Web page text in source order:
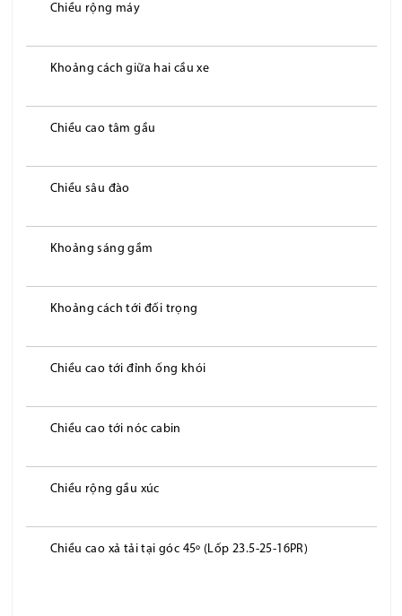
Chiều rộng máy
Khoảng cách giữa hai cầu xe
Chiều cao tâm gầu
Chiều sâu đào
Khoảng sáng gầm
Khoảng cách tới đối trọng
Chiều cao tới đỉnh ống khói
Chiều cao tới nóc cabin
Chiều rộng gầu xúc
Chiều cao xả tải tại góc 45º (Lốp 23.5-25-16PR)